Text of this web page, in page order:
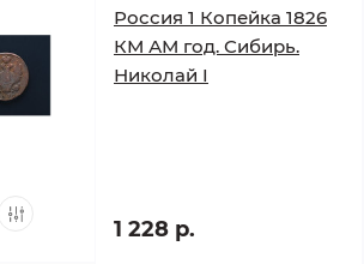
Россия 1 Копейка 1826
КМ АМ год. Сибирь.
Николай I
1 228 р.